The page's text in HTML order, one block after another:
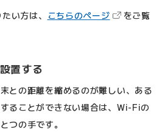
い方は、 こちらのページ（新しいタ
をご覧
置する
との距離を縮めるのが難しい、ある
ることができない場合は、Wi-Fiの
つの手です。